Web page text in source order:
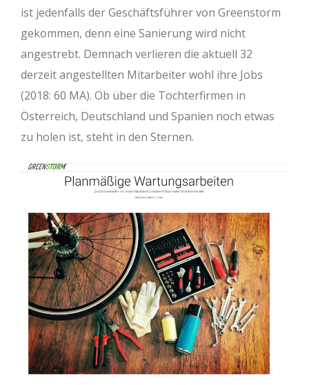
ist jedenfalls der Geschäftsführer von Greenstorm
gekommen, denn eine Sanierung wird nicht
angestrebt. Demnach verlieren die aktuell 32
derzeit angestellten Mitarbeiter wohl ihre Jobs
(2018: 60 MA). Ob über die Tochterfirmen in
Österreich, Deutschland und Spanien noch etwas
zu holen ist, steht in den Sternen.